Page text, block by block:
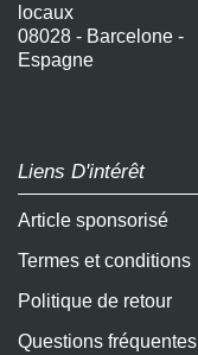
locaux
08028 - Barcelone -
Espagne
Liens D'intérêt
Article sponsorisé
Termes et conditions
Politique de retour
Questions fréquentes